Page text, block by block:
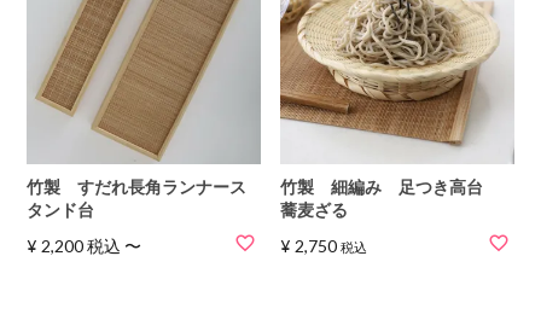
竹製 すだれ長角ランナース
タンド台
¥ 2,200 税込 〜
竹製 細編み 足つき高台
蕎麦ざる
¥ 2,750 税込